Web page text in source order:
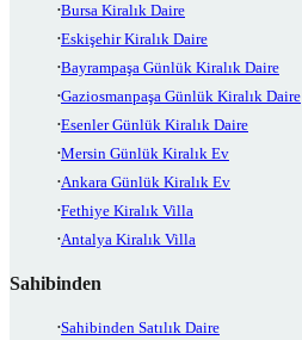
Bursa Kiralık Daire
Eskişehir Kiralık Daire
Bayrampaşa Günlük Kiralık Daire
Gaziosmanpaşa Günlük Kiralık Daire
Esenler Günlük Kiralık Daire
Mersin Günlük Kiralık Ev
Ankara Günlük Kiralık Ev
Fethiye Kiralık Villa
Antalya Kiralık Villa
Sahibinden
Sahibinden Satılık Daire